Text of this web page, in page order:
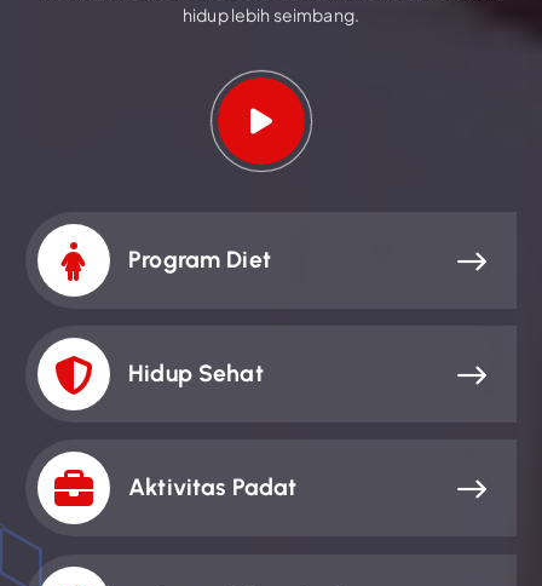
hidup lebih seimbang.
Program Diet
Hidup Sehat
Aktivitas Padat